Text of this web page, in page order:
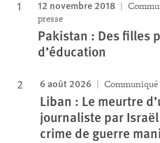
12 novembre 2018
presse
Pakistan : Des filles
d’éducation
6 août 2026
Liban : Le meurtre
journaliste par
crime de guerre